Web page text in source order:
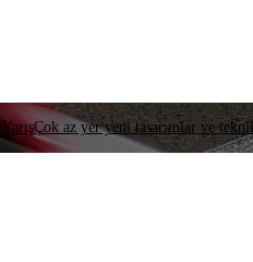
YarışÇok az yer yeni tasarımlar ve